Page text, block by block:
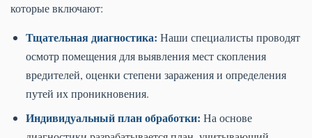
которые включают:
Тщательная диагностика: Наши специалисты проводят
осмотр помещения для выявления мест скопления
вредителей, оценки степени заражения и определения
путей их проникновения.
Индивидуальный план обработки: На основе